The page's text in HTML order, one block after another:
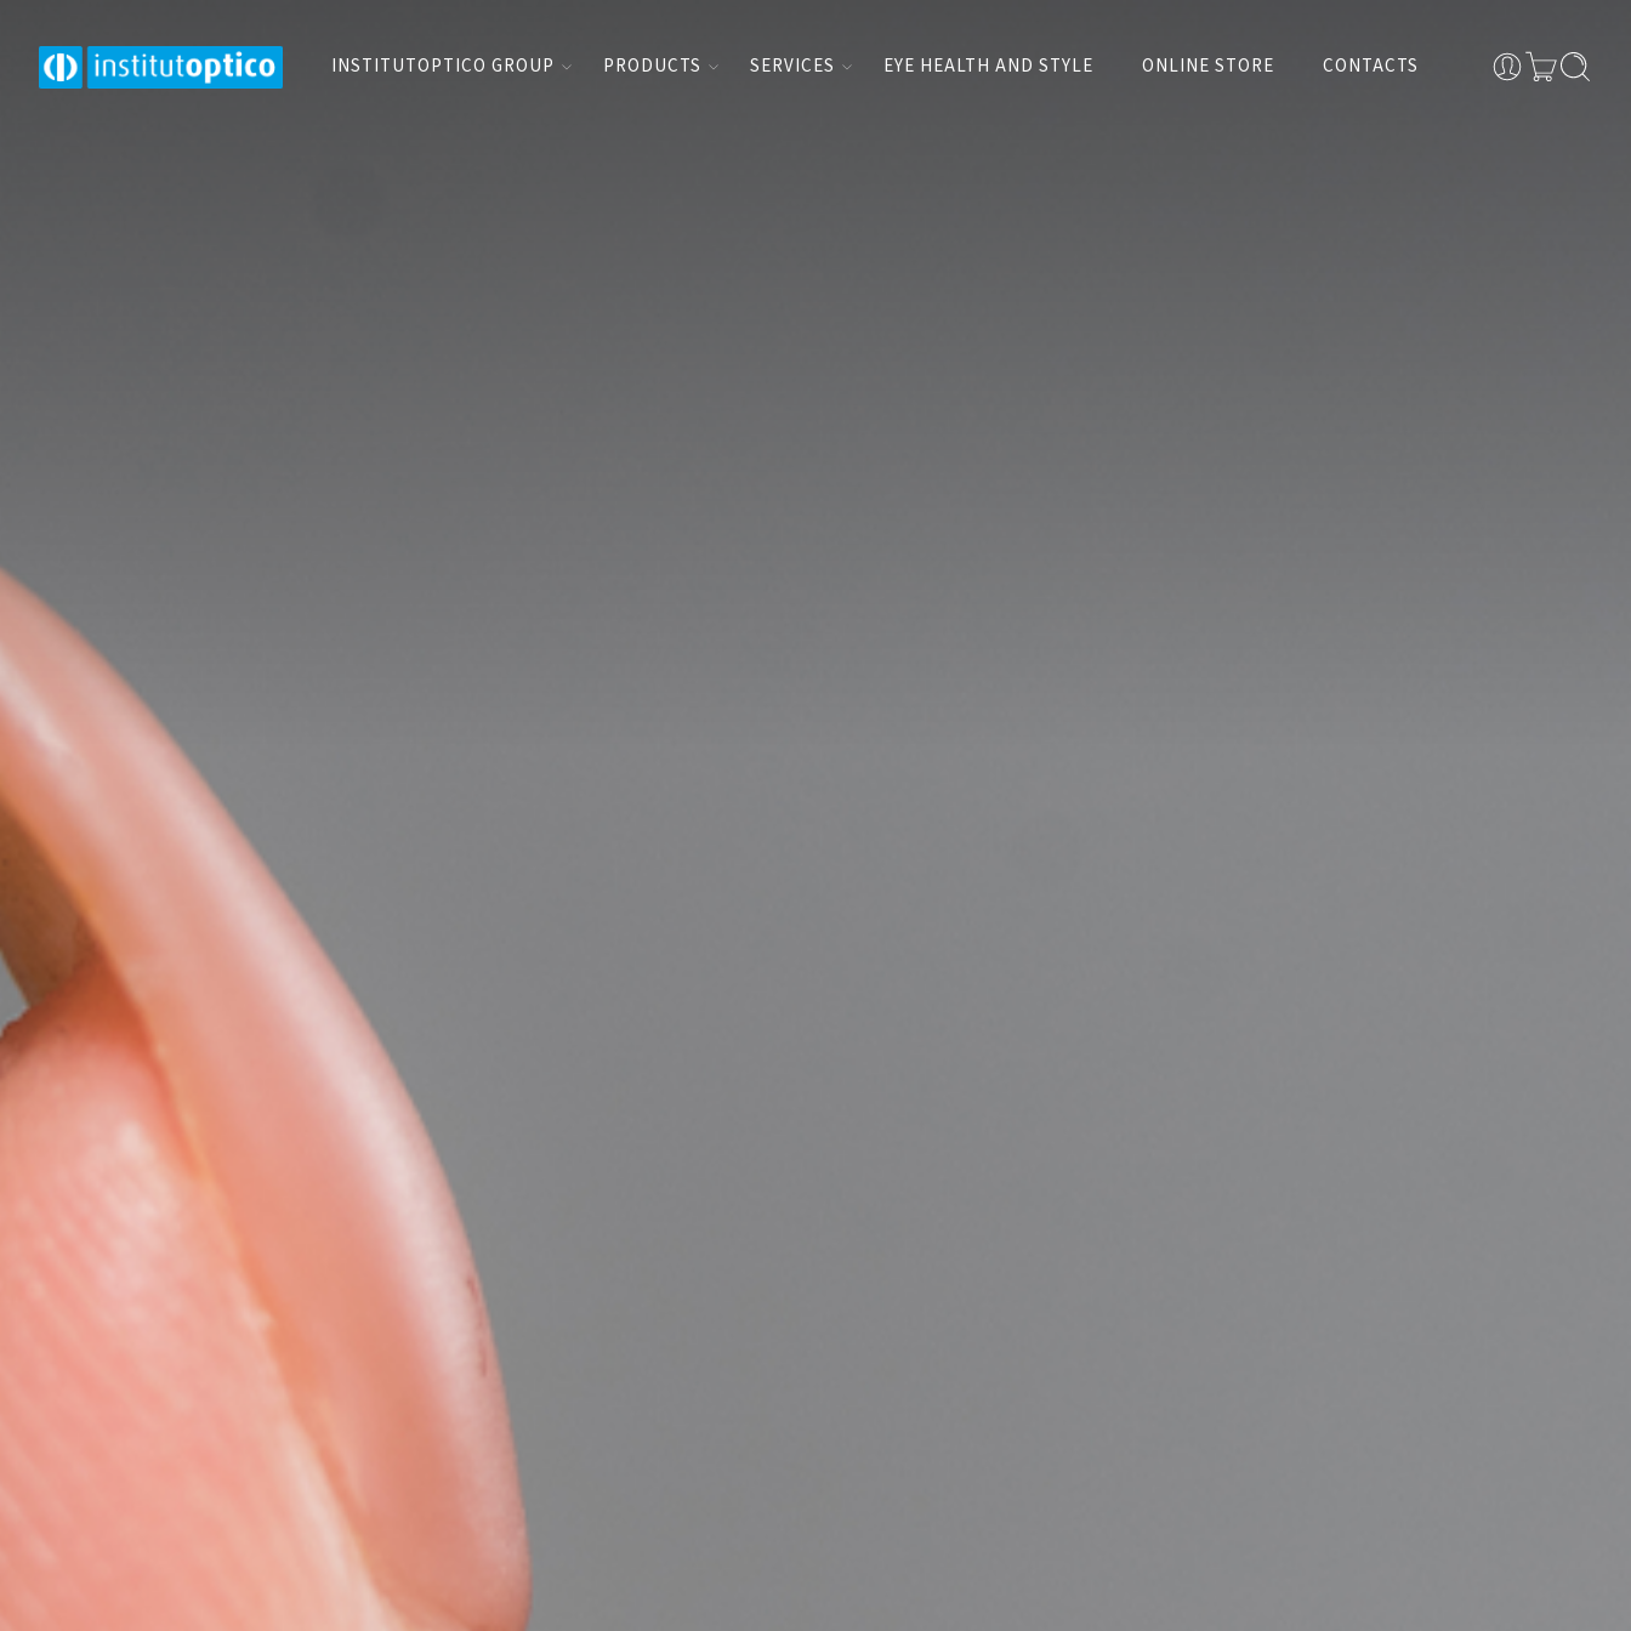
INSTITUTOPTICO GROUP PRODUCTS SERVICES EYE HEALTH AND STYLE ONLINE STORE CONTACTS